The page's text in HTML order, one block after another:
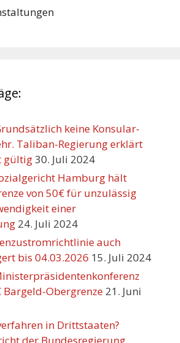
keine Konsular-
Taliban-Regierung erklärt
gültig30. Juli 2024
Hamburg hält
von 50€ für unzulässig
einer
24. Juli 2024
auch
bis 04.03.2026 15. Juli 2024
Bargeld-Obergrenze 21. Juni
in Drittstaaten?